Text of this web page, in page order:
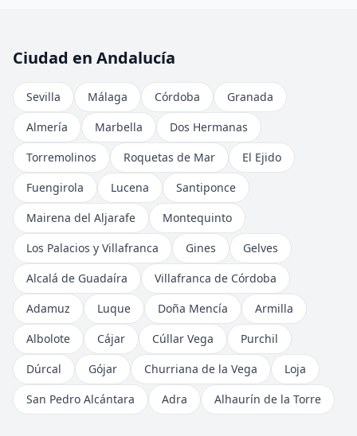
Ciudad en Andalucía
Sevilla Málaga Córdoba
Granada
Almería
Marbella
Dos Hermanas
Torremolinos
Roquetas de Mar
El Ejido
Fuengirola
Lucena
Santiponce
Mairena del Aljarafe
Montequinto
Los Palacios y Villafranca
Gines
Gelves
Alcalá de Guadaíra
Villafranca de Córdoba
Adamuz
Luque Doña Mencía
Armilla
Albolote
Cájar Cúllar Vega
Purchil
Dúrcal
Gójar Churriana de la Vega
Loja
San Pedro Alcántara
Adra Alhaurín de la Torre